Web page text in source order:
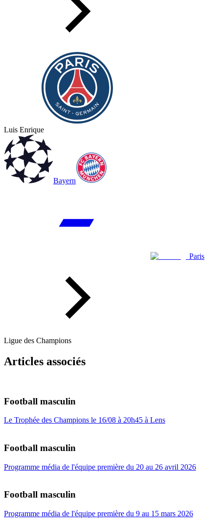
Luis Enrique
Bayern
Paris
Ligue des Champions
Articles associés
Football masculin
Le Trophée des Champions le 16/08 à 20h45 à Lens
Football masculin
Programme média de l'équipe première du 20 au 26 avril 2026
Football masculin
Programme média de l'équipe première du 9 au 15 mars 2026